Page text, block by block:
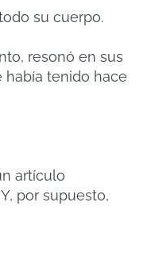
su cuerpo.
resonó en sus
había tenido hace
artículo
por supuesto,